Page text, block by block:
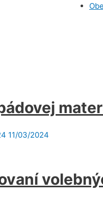
11/03/2024